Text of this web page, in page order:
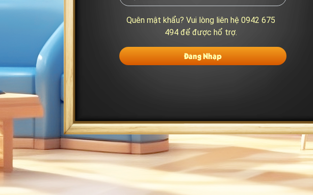
Quên mật khẩu? Vui lòng liên hệ 0942 675
494 để được hổ trợ.
Đăng Nhập